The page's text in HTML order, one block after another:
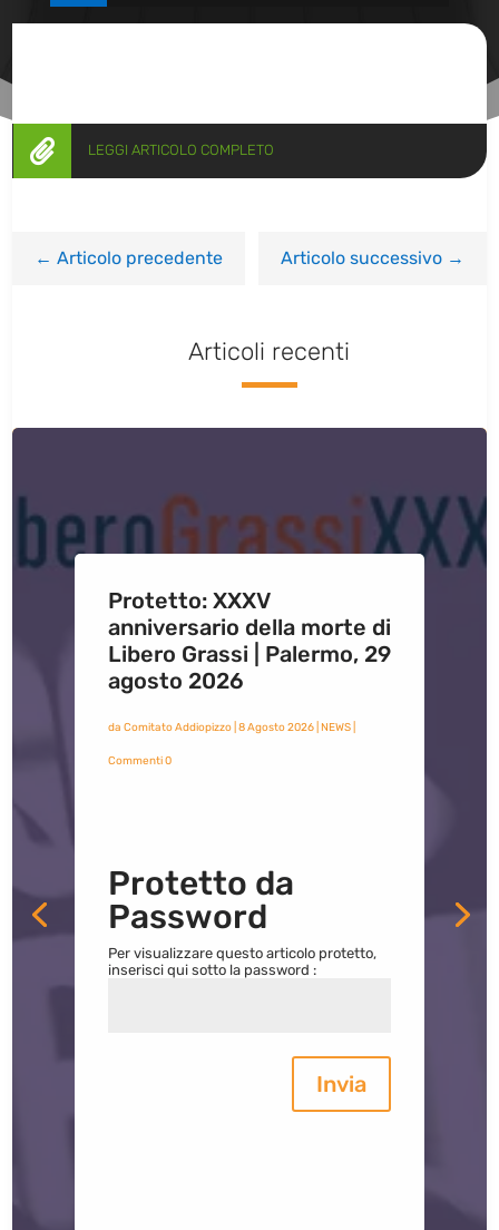
 LEGGI ARTICOLO COMPLETO
←Articolo precedente Articolo successivo→
Articoli recenti
Protetto: XXXV
anniversario della morte di
Libero Grassi | Palermo, 29
agosto 2026
da Comitato Addiopizzo| 8 Agosto 2026| NEWS|
Commenti 0
Protetto da
Password
Per visualizzare questo articolo protetto,
inserisci qui sotto la password :
Invia